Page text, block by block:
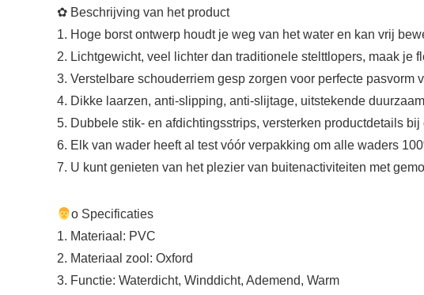
✿‍ Beschrijving van het product
1. Hoge borst ontwerp houdt je weg van het water en kan vrij
2. Lichtgewicht, veel lichter dan traditionele stelttlopers, maak je
3. Verstelbare schouderriem gesp zorgen voor perfecte
4. Dikke laarzen, anti-slipping, anti-slijtage, uitstekende
5. Dubbele stik- en afdichtingsstrips, versterken productdetails
6. Elk van wader heeft al test vóór verpakking om alle waders
7. U kunt genieten van het plezier van buitenactiviteiten met
‍ο Specificaties
1. Materiaal: PVC
2. Materiaal zool: Oxford
3. Functie: Waterdicht, Winddicht, Ademend, Warm